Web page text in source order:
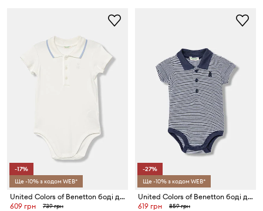
-17%
Ще -10% з кодом WEB*
United Colors of Benetton боді для немовлят бавовняне
609 грн
739 грн
-27%
Ще -10% з кодом WEB*
United Colors of Benetton боді для немовлят бавовняне з еластаном
619 грн
859 грн